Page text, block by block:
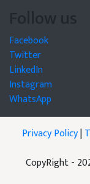
Follow us
Facebook
Twitter
LinkedIn
Instagram
WhatsApp
Privacy Policy|
CopyRight -